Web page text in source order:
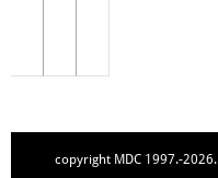
copyright MDC 1997.-2026.